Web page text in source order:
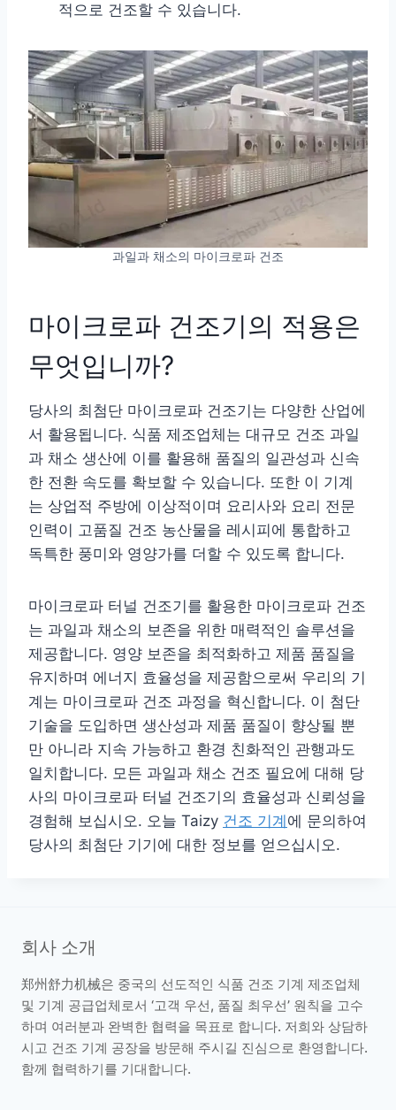
적으로 건조할 수 있습니다.
과일과 채소의 마이크로파 건조
마이크로파 건조기의 적용은
무엇입니까?
당사의 최첨단 마이크로파 건조기는 다양한 산업에
서 활용됩니다. 식품 제조업체는 대규모 건조 과일
과 채소 생산에 이를 활용해 품질의 일관성과 신속
한 전환 속도를 확보할 수 있습니다. 또한 이 기계
는 상업적 주방에 이상적이며 요리사와 요리 전문
인력이 고품질 건조 농산물을 레시피에 통합하고
독특한 풍미와 영양가를 더할 수 있도록 합니다.
마이크로파 터널 건조기를 활용한 마이크로파 건조
는 과일과 채소의 보존을 위한 매력적인 솔루션을
제공합니다. 영양 보존을 최적화하고 제품 품질을
유지하며 에너지 효율성을 제공함으로써 우리의 기
계는 마이크로파 건조 과정을 혁신합니다. 이 첨단
기술을 도입하면 생산성과 제품 품질이 향상될 뿐
만 아니라 지속 가능하고 환경 친화적인 관행과도
일치합니다. 모든 과일과 채소 건조 필요에 대해 당
사의 마이크로파 터널 건조기의 효율성과 신뢰성을
경험해 보십시오. 오늘 Taizy 건조 기계 에 문의하여
당사의 최첨단 기기에 대한 정보를 얻으십시오.
회사 소개
郑州舒力机械은 중국의 선도적인 식품 건조 기계 제조업체
및 기계 공급업체로서 ‘고객 우선, 품질 최우선’ 원칙을 고수
하며 여러분과 완벽한 협력을 목표로 합니다. 저희와 상담하
시고 건조 기계 공장을 방문해 주시길 진심으로 환영합니다.
함께 협력하기를 기대합니다.